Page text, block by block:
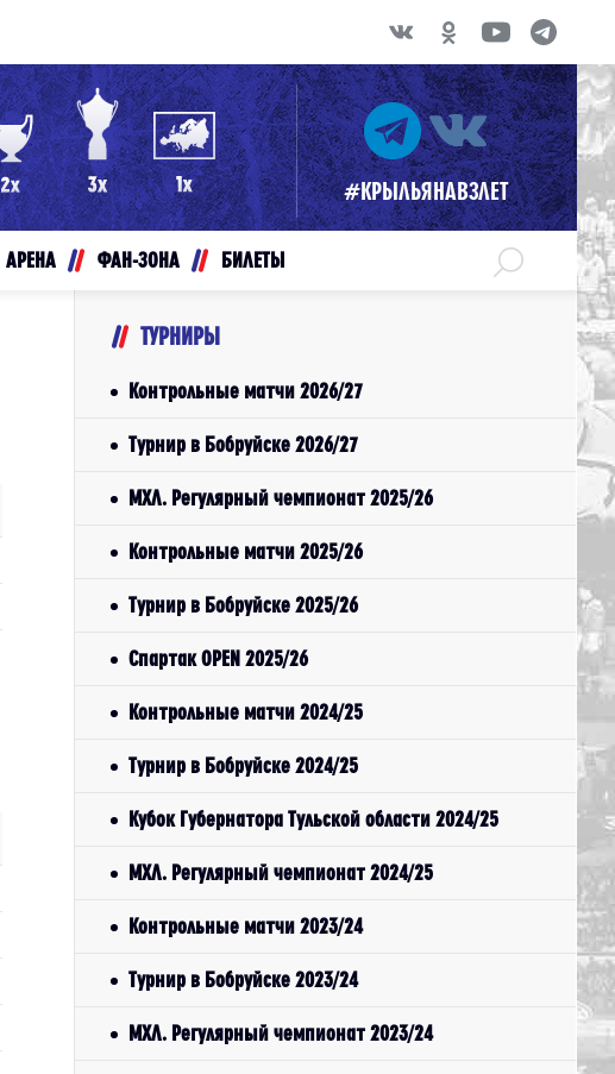
#КРЫЛЬЯНАВЗЛЕТ
АРЕНА ФАН-ЗОНА БИЛЕТЫ
ТУРНИРЫ
Контрольные матчи 2026/27
Турнир в Бобруйске 2026/27
МХЛ. Регулярный чемпионат 2025/26
Контрольные матчи 2025/26
Турнир в Бобруйске 2025/26
Спартак OPEN 2025/26
Контрольные матчи 2024/25
Турнир в Бобруйске 2024/25
Кубок Губернатора Тульской области 2024/25
МХЛ. Регулярный чемпионат 2024/25
Контрольные матчи 2023/24
Турнир в Бобруйске 2023/24
МХЛ. Регулярный чемпионат 2023/24